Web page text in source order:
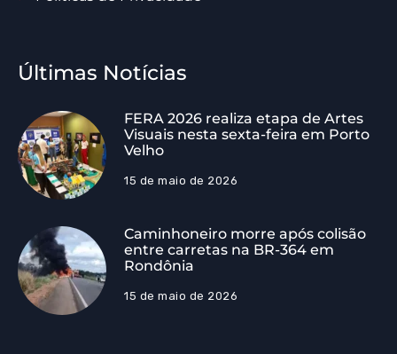
Últimas Notícias
FERA 2026 realiza etapa de Artes
Visuais nesta sexta-feira em Porto
Velho
15 de maio de 2026
Caminhoneiro morre após colisão
entre carretas na BR-364 em
Rondônia
15 de maio de 2026